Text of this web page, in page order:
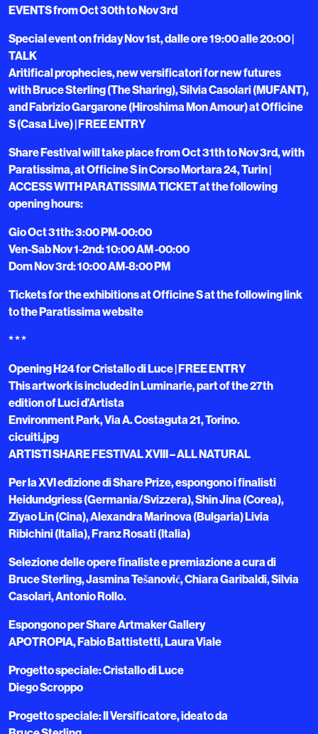
EVENTS from Oct 30th to Nov 3rd
Special event on friday Nov 1st, dalle ore 19:00 alle 20:00 |
TALK
Aritifical prophecies, new versificatori for new futures
with Bruce Sterling (The Sharing), Silvia Casolari (MUFANT),
and Fabrizio Gargarone (Hiroshima Mon Amour) at Officine
S (Casa Live) | FREE ENTRY
Share Festival will take place from Oct 31th to Nov 3rd, with
Paratissima, at Officine S in Corso Mortara 24, Turin |
ACCESS WITH PARATISSIMA TICKET at the following
opening hours:
Gio Oct 31th: 3:00 PM-00:00
Ven-Sab Nov 1-2nd: 10:00 AM -00:00
Dom Nov 3rd: 10:00 AM-8:00 PM
Tickets for the exhibitions at Officine S at the following link
to the Paratissima website
* * *
Opening H24 for Cristallo di Luce | FREE ENTRY
This artwork is included in Luminarie, part of the 27th
edition of Luci d’Artista
Environment Park, Via A. Costaguta 21, Torino.
cicuiti.jpg
ARTISTI SHARE FESTIVAL XVIII – ALL NATURAL
Per la XVI edizione di Share Prize, espongono i finalisti
Heidundgriess (Germania/Svizzera), Shin Jina (Corea),
Ziyao Lin (Cina), Alexandra Marinova (Bulgaria) Livia
Ribichini (Italia), Franz Rosati (Italia)
Selezione delle opere finaliste e premiazione a cura di
Bruce Sterling, Jasmina Tešanović, Chiara Garibaldi, Silvia
Casolari, Antonio Rollo.
Espongono per Share Artmaker Gallery
APOTROPIA, Fabio Battistetti, Laura Viale
Progetto speciale: Cristallo di Luce
Diego Scroppo
Progetto speciale: Il Versificatore, ideato da